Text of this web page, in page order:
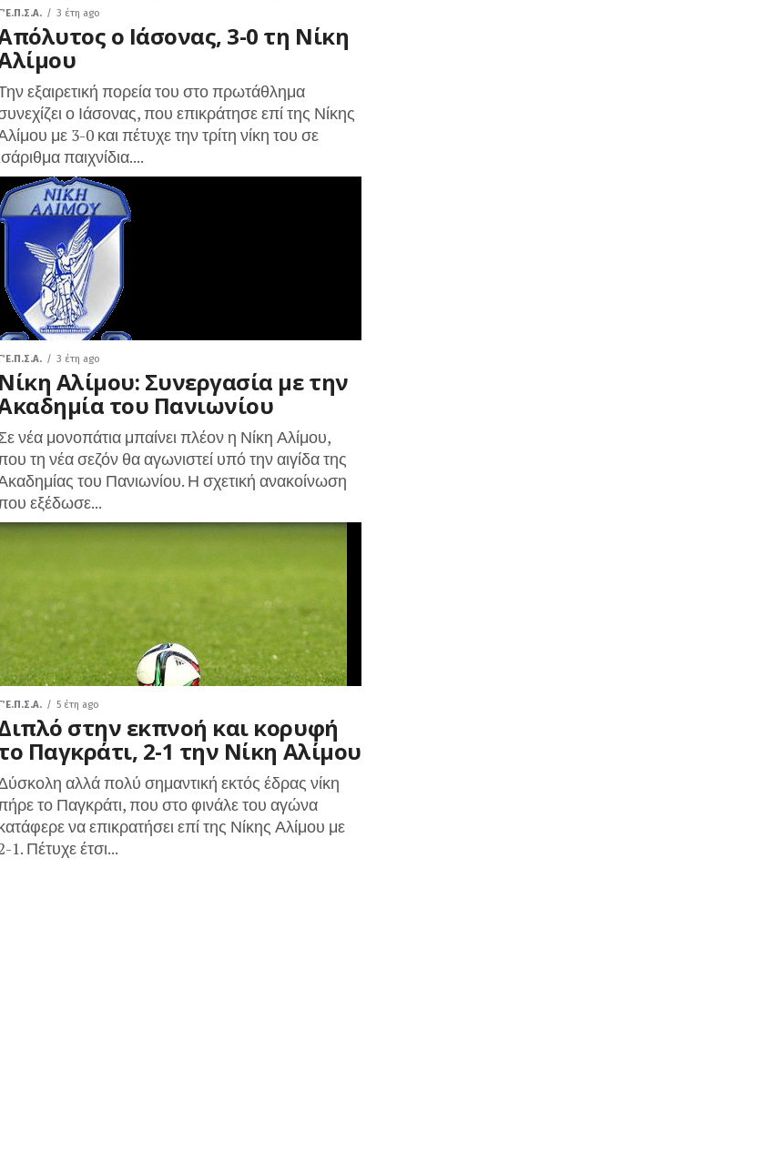
Ε.Π.Σ.Α. 3 έτη ago
ο Ιάσονας, 3-0 τη Νίκη
εξαιρετική πορεία του στο πρωτάθλημα
ο Ιάσονας, που επικράτησε επί της Νίκης
με 3-0 και πέτυχε την τρίτη νίκη του σε
παιχνίδια....
Ε.Π.Σ.Α. 3 έτη ago
Νίκη Αλίμου: Συνεργασία με την
του Πανιωνίου
νέα μονοπάτια μπαίνει πλέον η Νίκη Αλίμου,
τη νέα σεζόν θα αγωνιστεί υπό την αιγίδα της
του Πανιωνίου. Η σχετική ανακοίνωση
εξέδωσε...
Ε.Π.Σ.Α. 5 έτη ago
στην εκπνοή και κορυφή
Παγκράτι, 2-1 την Νίκη Αλίμου
αλλά πολύ σημαντική εκτός έδρας νίκη
το Παγκράτι, που στο φινάλε του αγώνα
να επικρατήσει επί της Νίκης Αλίμου με
1. Πέτυχε έτσι...